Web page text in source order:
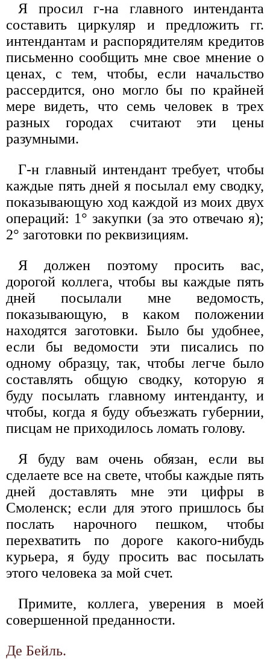
Я просил г-на главного интенданта
составить циркуляр и предложить гг.
интендантам и распорядителям кредитов
письменно сообщить мне свое мнение о
ценах, с тем, чтобы, если начальство
рассердится, оно могло бы по крайней
мере видеть, что семь человек в трех
разных городах считают эти цены
разумными.
Г-н главный интендант требует, чтобы
каждые пять дней я посылал ему сводку,
показывающую ход каждой из моих двух
операций: 1° закупки (за это отвечаю я);
2° заготовки по реквизициям.
Я должен поэтому просить вас,
дорогой коллега, чтобы вы каждые пять
дней посылали мне ведомость,
показывающую, в каком положении
находятся заготовки. Было бы удобнее,
если бы ведомости эти писались по
одному образцу, так, чтобы легче было
составлять общую сводку, которую я
буду посылать главному интенданту, и
чтобы, когда я буду объезжать губернии,
писцам не приходилось ломать голову.
Я буду вам очень обязан, если вы
сделаете все на свете, чтобы каждые пять
дней доставлять мне эти цифры в
Смоленск; если для этого пришлось бы
послать нарочного пешком, чтобы
перехватить по дороге какого-нибудь
курьера, я буду просить вас посылать
этого человека за мой счет.
Примите, коллега, уверения в моей
совершенной преданности.
Де Бейль.